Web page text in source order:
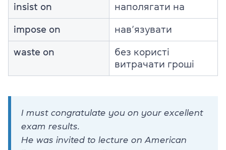
insist on наполягати на
impose on нав’язувати
waste on
без користі
витрачати гроші
I must congratulate you on your excellent
exam results.
He was invited to lecture on American